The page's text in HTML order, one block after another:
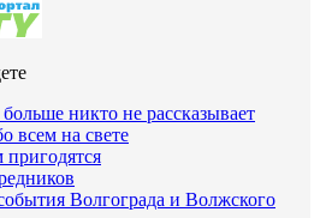
никто не рассказывает
всем на свете
Волгограда и Волжского